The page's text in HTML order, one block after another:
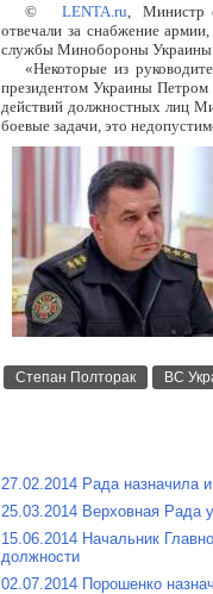
© LENTA.ru , Министр
отвечали за снабжение
службы Минобороны Украины.
«Некоторые из
президентом Украины
действий должностных лиц
боевые задачи, это
Степан Полторак ВС
27.02.2014 Рада назначила
25.03.2014 Верховная Рада
15.06.2014 Начальник
должности
02.07.2014 Порошенко